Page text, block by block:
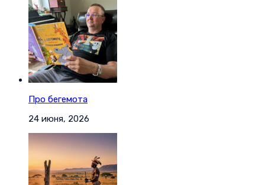
Про бегемота
24 июня, 2026